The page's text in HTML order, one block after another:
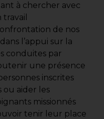
à chercher avec
de nos
l’appui sur la
conduites par
une présence
inscrites
ou aider les
missionnés
tenir leur place